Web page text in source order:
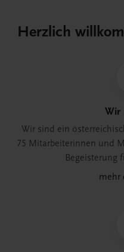
Herzlich
Wir
Wir sind ein
75 Mitarbeiterinnen und
Begeisterung
mehr